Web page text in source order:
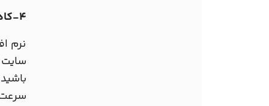
4-کاهش انیمیشن های فلشی
نرم
سرعت